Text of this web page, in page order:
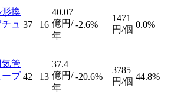
換
ュ 37 16
40.07
億円/
年
-2.6%
1471
円/個 0.0%
管
ブ 42 13
37.4
億円/
年
-20.6%
3785
円/個 44.8%